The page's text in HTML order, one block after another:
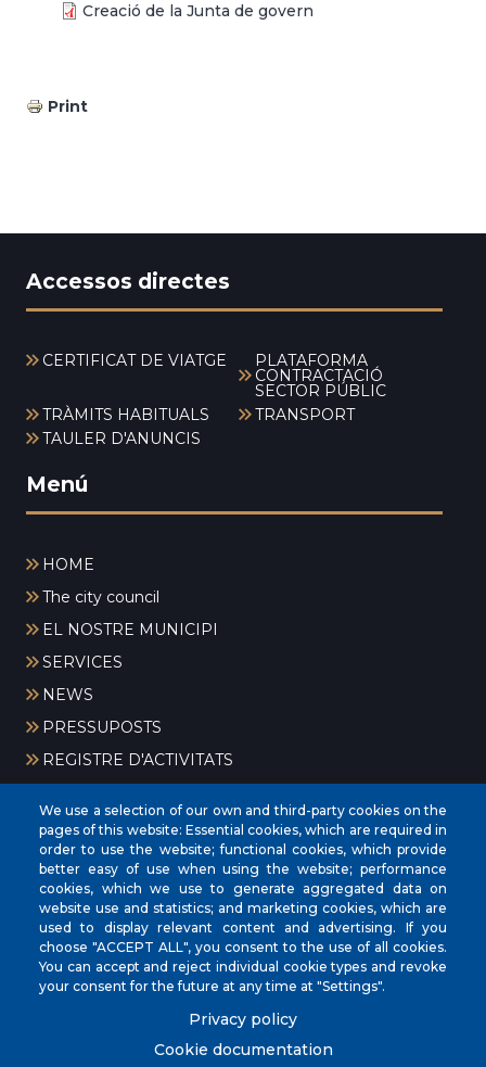
Creació de la Junta de govern
Print
Accessos directes
CERTIFICAT DE VIATGE PLATAFORMA
CONTRACTACIÓ
SECTOR PÚBLIC
TRÀMITS HABITUALS
TRANSPORT
TAULER D'ANUNCIS
Menú
HOME
The city council
EL NOSTRE MUNICIPI
SERVICES
NEWS
PRESSUPOSTS
REGISTRE D'ACTIVITATS
CIF
‎P0704300C
Address
Plaça de la Vila, 17 CP: 07260
Phone (+34) 971 647221
We use a selection of our own and third-party cookies on the
pages of this website: Essential cookies, which are required in
order to use the website; functional cookies, which provide
better easy of use when using the website; performance
cookies, which we use to generate aggregated data on
website use and statistics; and marketing cookies, which are
used to display relevant content and advertising. If you
choose "ACCEPT ALL", you consent to the use of all cookies.
You can accept and reject individual cookie types and revoke
your consent for the future at any time at "Settings".
Privacy policy
Cookie documentation